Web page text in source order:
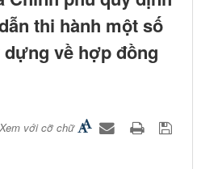
thi hành một số
về hợp đồng
Xem với cỡ chữ